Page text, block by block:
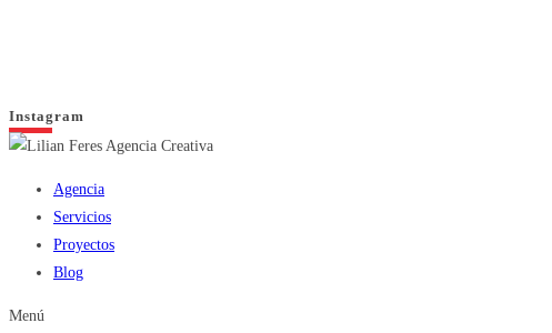
Instagram
Agencia
Servicios
Proyectos
Blog
Menú